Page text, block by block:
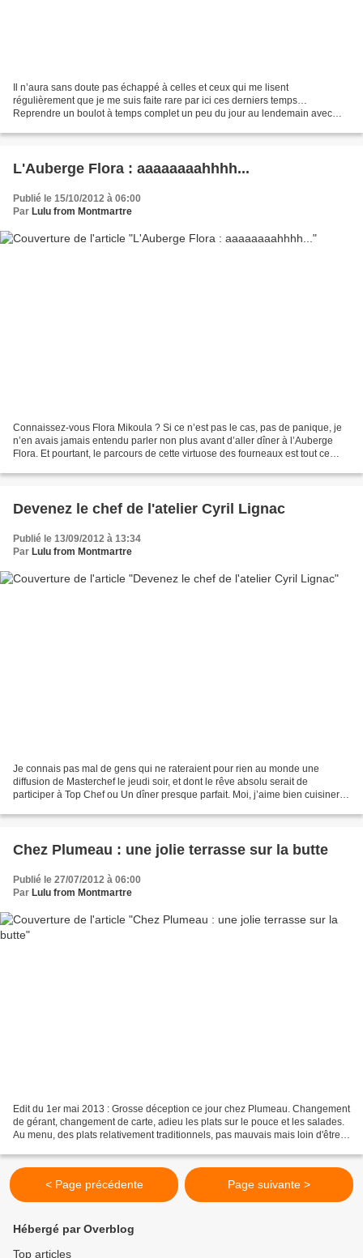
Il n’aura sans doute pas échappé à celles et ceux qui me lisent
régulièrement que je me suis faite rare par ici ces derniers temps…
Reprendre un boulot à temps complet un peu du jour au lendemain avec
L'Auberge Flora : aaaaaaaahhhh...
Publié le 15/10/2012 à 06:00
Par Lulu from Montmartre
Connaissez-vous Flora Mikoula ? Si ce n’est pas le cas, pas de panique, je
n’en avais jamais entendu parler non plus avant d’aller dîner à l’Auberge
Flora. Et pourtant, le parcours de cette virtuose des fourneaux est tout ce
Devenez le chef de l'atelier Cyril Lignac
Publié le 13/09/2012 à 13:34
Par Lulu from Montmartre
Je connais pas mal de gens qui ne rateraient pour rien au monde une
diffusion de Masterchef le jeudi soir, et dont le rêve absolu serait de
participer à Top Chef ou Un dîner presque parfait. Moi, j’aime bien cuisiner,
Chez Plumeau : une jolie terrasse sur la butte
Publié le 27/07/2012 à 06:00
Par Lulu from Montmartre
Edit du 1er mai 2013 : Grosse déception ce jour chez Plumeau. Changement
de gérant, changement de carte, adieu les plats sur le pouce et les salades.
Au menu, des plats relativement traditionnels, pas mauvais mais loin d'être
< Page précédente Page suivante >
Hébergé par Overblog
Top articles